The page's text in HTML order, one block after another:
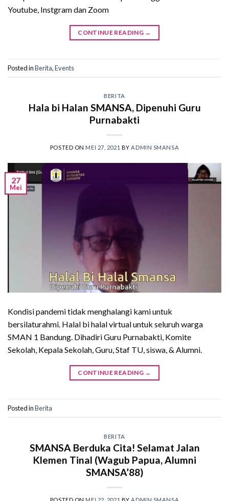
Youtube, Instgram dan Zoom
CONTINUE READING →
Posted inBerita,Events
BERITA
Hala bi Halan SMANSA, Dipenuhi Guru
Purnabakti
POSTED ON MEI 27, 2021 BYADMIN SMANSA
27
Mei
Kondisi pandemi tidak menghalangi kami untuk
bersilaturahmi. Halal bi halal virtual untuk seluruh warga
SMAN 1 Bandung. Dihadiri Guru Purnabakti, Komite
Sekolah, Kepala Sekolah, Guru, Staf TU, siswa, & Alumni.
CONTINUE READING →
Posted inBerita
BERITA
SMANSA Berduka Cita! Selamat Jalan
Klemen Tinal (Wagub Papua, Alumni
SMANSA’88)